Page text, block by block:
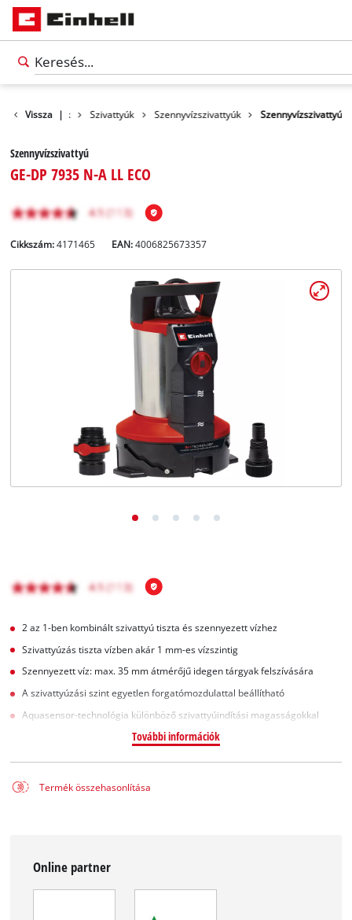
Vissza |
Termékek Szivattyúk Szennyvízszivattyúk Szennyvízszivattyú
Szennyvízszivattyú
GE-DP 7935 N-A LL ECO
Cikkszám: 4171465 EAN:4006825673357
2 az 1-ben kombinált szivattyú tiszta és szennyezett vízhez
Szivattyúzás tiszta vízben akár 1 mm-es vízszintig
Szennyezett víz: max. 35 mm átmérőjű idegen tárgyak felszívására
A szivattyúzási szint egyetlen forgatómozdulattal beállítható
Aquasensor-technológia különböző szivattyúindítási magasságokkal
További információk
Termék összehasonlítása
Online partner